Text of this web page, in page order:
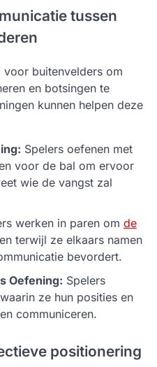
tussen
voor buitenvelders om
en botsingen te
kunnen helpen deze
Spelers oefenen met
voor de bal om ervoor
wie de vangst zal
werken in paren om de
terwijl ze elkaars namen
bevordert.
Oefening: Spelers
ze hun posities en
communiceren.
positionering